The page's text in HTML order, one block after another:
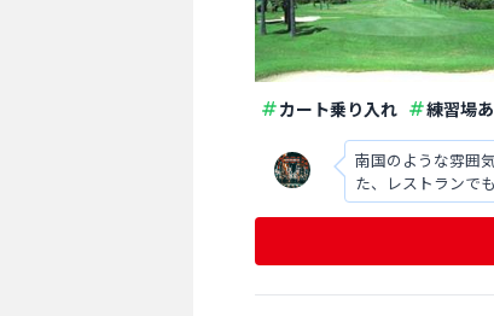
カート乗り入れ 練習場
南国のような雰囲
た、レストランで